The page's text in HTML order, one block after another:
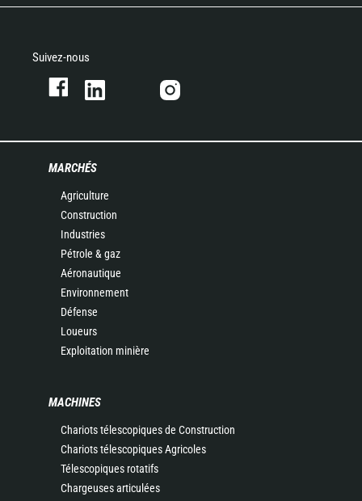
Suivez-nous
MARCHÉS
Agriculture
Construction
Industries
Pétrole & gaz
Aéronautique
Environnement
Défense
Loueurs
Exploitation minière
MACHINES
Chariots télescopiques de Construction
Chariots télescopiques Agricoles
Télescopiques rotatifs
Chargeuses articulées